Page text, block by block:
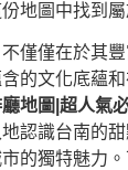
地圖中找到
僅僅在於其
的文化底蘊
地圖|超人氣
認識台南的
的獨特魅力